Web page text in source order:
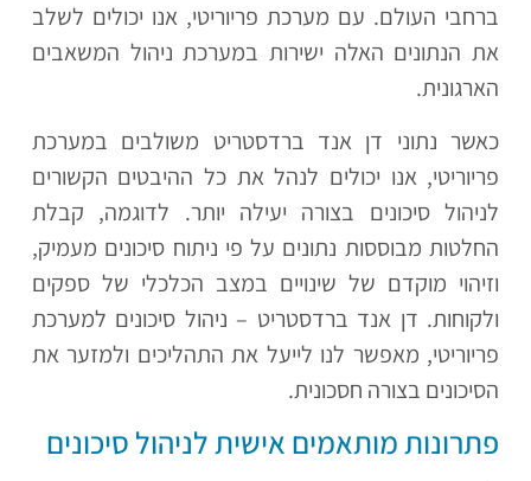
ברחבי העולם. עם מערכת פריוריטי, אנו יכולים לשלב
את הנתונים האלה ישירות במערכת ניהול המשאבים
הארגונית.
כאשר נתוני דן אנד ברדסטריט משולבים במערכת
פריוריטי, אנו יכולים לנהל את כל ההיבטים הקשורים
לניהול סיכונים בצורה יעילה יותר. לדוגמה, קבלת
החלטות מבוססות נתונים על פי ניתוח סיכונים מעמיק,
וזיהוי מוקדם של שינויים במצב הכלכלי של ספקים
ולקוחות. דן אנד ברדסטריט – ניהול סיכונים למערכת
פריוריטי, מאפשר לנו לייעל את התהליכים ולמזער את
הסיכונים בצורה חסכונית.
פתרונות מותאמים אישית לניהול סיכונים